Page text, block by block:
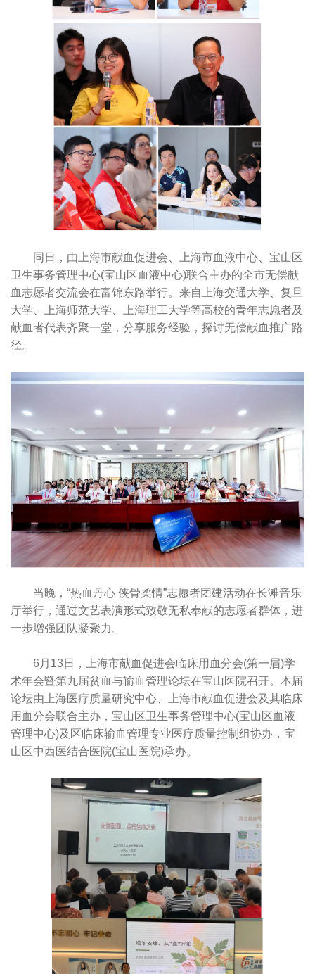
同日，由上海市献血促进会、上海市血液中心、宝山区
卫生事务管理中心(宝山区血液中心)联合主办的全市无偿献
血志愿者交流会在富锦东路举行。来自上海交通大学、复旦
大学、上海师范大学、上海理工大学等高校的青年志愿者及
献血者代表齐聚一堂，分享服务经验，探讨无偿献血推广路
径。
当晚，“热血丹心 侠骨柔情”志愿者团建活动在长滩音乐
厅举行，通过文艺表演形式致敬无私奉献的志愿者群体，进
一步增强团队凝聚力。
6月13日，上海市献血促进会临床用血分会(第一届)学
术年会暨第九届贫血与输血管理论坛在宝山医院召开。本届
论坛由上海医疗质量研究中心、上海市献血促进会及其临床
用血分会联合主办，宝山区卫生事务管理中心(宝山区血液
管理中心)及区临床输血管理专业医疗质量控制组协办，宝
山区中西医结合医院(宝山医院)承办。